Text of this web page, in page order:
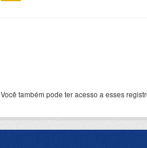
Você também pode ter acesso a esses